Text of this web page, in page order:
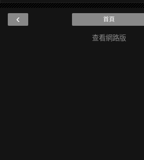
‹ 首頁
查看網路版